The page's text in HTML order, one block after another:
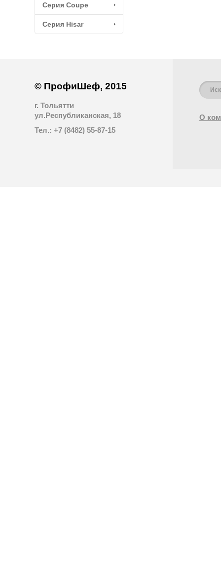
Серия Coupe
Серия Hisar
© ПрофиШеф, 2015
г. Тольятти
ул.Республиканская, 18
Тел.: +7 (8482) 55-87-15
О